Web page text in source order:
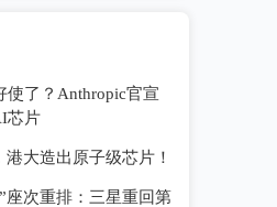
使了？Anthropic官宣
芯片
港大造出原子级芯片！
座次重排：三星重回第